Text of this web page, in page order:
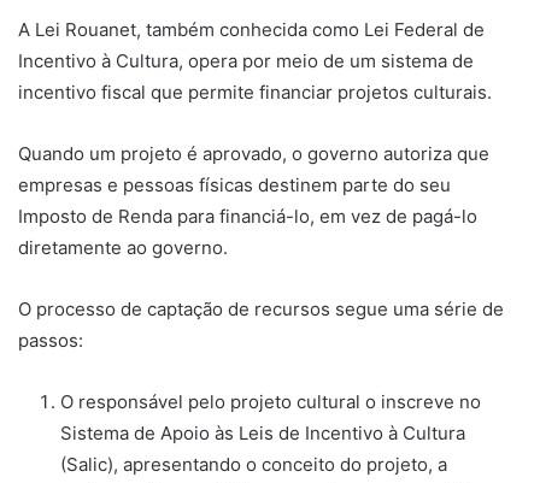
A Lei Rouanet, também conhecida como Lei Federal de
Incentivo à Cultura, opera por meio de um sistema de
incentivo fiscal que permite financiar projetos culturais.
Quando um projeto é aprovado, o governo autoriza que
empresas e pessoas físicas destinem parte do seu
Imposto de Renda para financiá-lo, em vez de pagá-lo
diretamente ao governo.
O processo de captação de recursos segue uma série de
passos:
O responsável pelo projeto cultural o inscreve no
Sistema de Apoio às Leis de Incentivo à Cultura
(Salic), apresentando o conceito do projeto, a